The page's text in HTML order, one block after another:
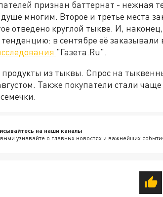
признан баттернат - нежная
многим. Второе и третье места
отведено круглой тыкве. И,
в сентябре её заказывали
"Газета.Ru".
из тыквы. Спрос на
Также покупатели стали чаще
на наши каналы
узнавайте о главных новостях и важнейших